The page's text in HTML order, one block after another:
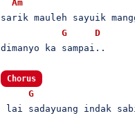
Am
sarik mauleh sayuik
G
D
dimanyo ka sampai..
Chorus
G
lai sadayuang indak